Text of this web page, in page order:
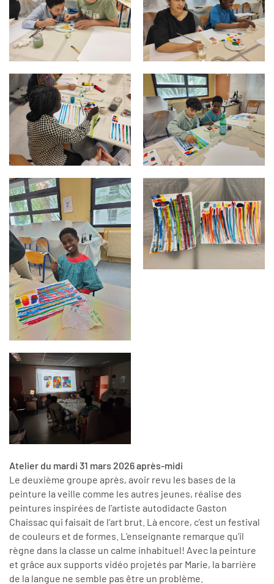
Atelier du mardi 31 mars 2026 après-midi
Le deuxième groupe après, avoir revu les bases de la
peinture la veille comme les autres jeunes, réalise des
peintures inspirées de l’artiste autodidacte Gaston
Chaissac qui faisait de l’art brut. Là encore, c’est un festival
de couleurs et de formes. L’enseignante remarque qu’il
règne dans la classe un calme inhabituel! Avec la peinture
et grâce aux supports vidéo projetés par Marie, la barrière
de la langue ne semble pas être un problème.